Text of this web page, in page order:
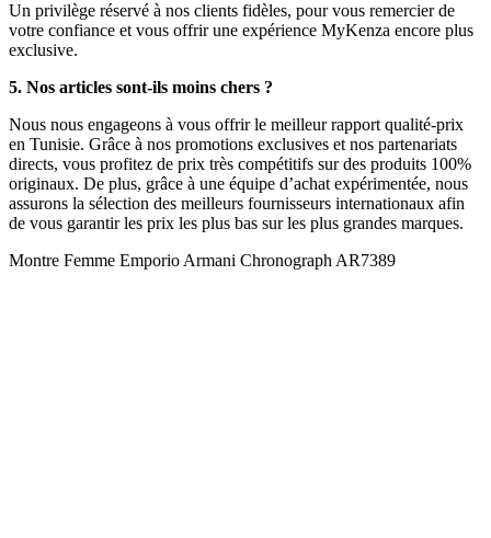
Un privilège réservé à nos clients fidèles, pour vous remercier de
votre confiance et vous offrir une expérience MyKenza encore plus
exclusive.
5. Nos articles sont-ils moins chers ?
Nous nous engageons à vous offrir le meilleur rapport qualité-prix
en Tunisie. Grâce à nos promotions exclusives et nos partenariats
directs, vous profitez de prix très compétitifs sur des produits 100%
originaux. De plus, grâce à une équipe d’achat expérimentée, nous
assurons la sélection des meilleurs fournisseurs internationaux afin
de vous garantir les prix les plus bas sur les plus grandes marques.
Montre Femme Emporio Armani Chronograph AR7389